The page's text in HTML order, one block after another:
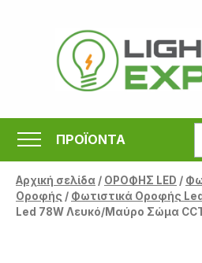
περιεχόμενο
ΠΡΟΪΟΝΤΑ
Αρχική σελίδα/ ΟΡΟΦΗΣ LED /
Οροφής / Φωτιστικά Οροφής Led
Led 78W Λευκό/Μαύρο Σώμα CCT